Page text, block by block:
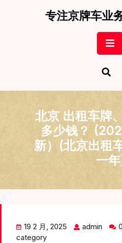
专注京牌车业
北京 出租车牌
多少钱？
新）(北京出租
一
19 2 月, 2025 admin
category